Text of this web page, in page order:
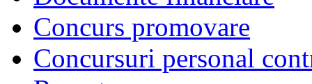
Concurs promovare
Concursuri personal